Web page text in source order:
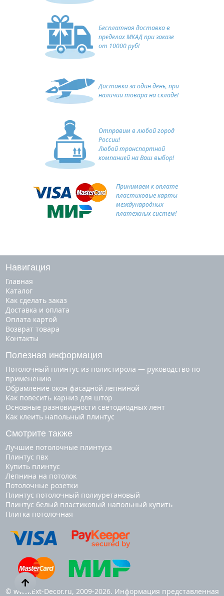
Бесплатная доставка в
пределах МКАД при заказе
от 10000 руб!
Доставка за один день, при
наличии товара на складе!
Отправим в любой город
России!
Любой транспортной
компанией на Ваш выбор!
Принимаем к оплате
пластиковые карты
международных
платежных систем!
Навигация
Главная
Каталог
Как сделать заказ
Доставка и оплата
Оплата картой
Возврат товара
Контакты
Полезная информация
Потолочный плинтус из полистирола — руководство по
применению
Обрамление окон фасадной лепниной
Как повесить карниз для штор
Основные разновидности светодиодных лент
Как клеить напольный плинтус
Смотрите также
лучшие потолочные плинтуса
плинтус пвх
купить плинтус
лепнина на потолок
потолочные розетки
плинтус потолочный полиуретановый
плинтус белый пластиковый напольный купить
плитка потолочная
© www.Ext-Decor.ru, 2009-2026. Информация представленная